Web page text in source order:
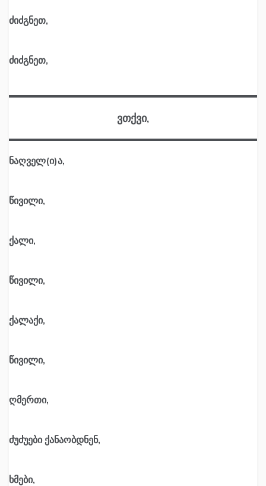
ძიძგნეთ,
ძიძგნეთ,
ვთქვი,
ნაღველ(ი)ა,
წივილი,
ქალი,
წივილი,
ქალაქი,
წივილი,
ღმერთი,
ძუძუები ქანაობდნენ,
ხმები,